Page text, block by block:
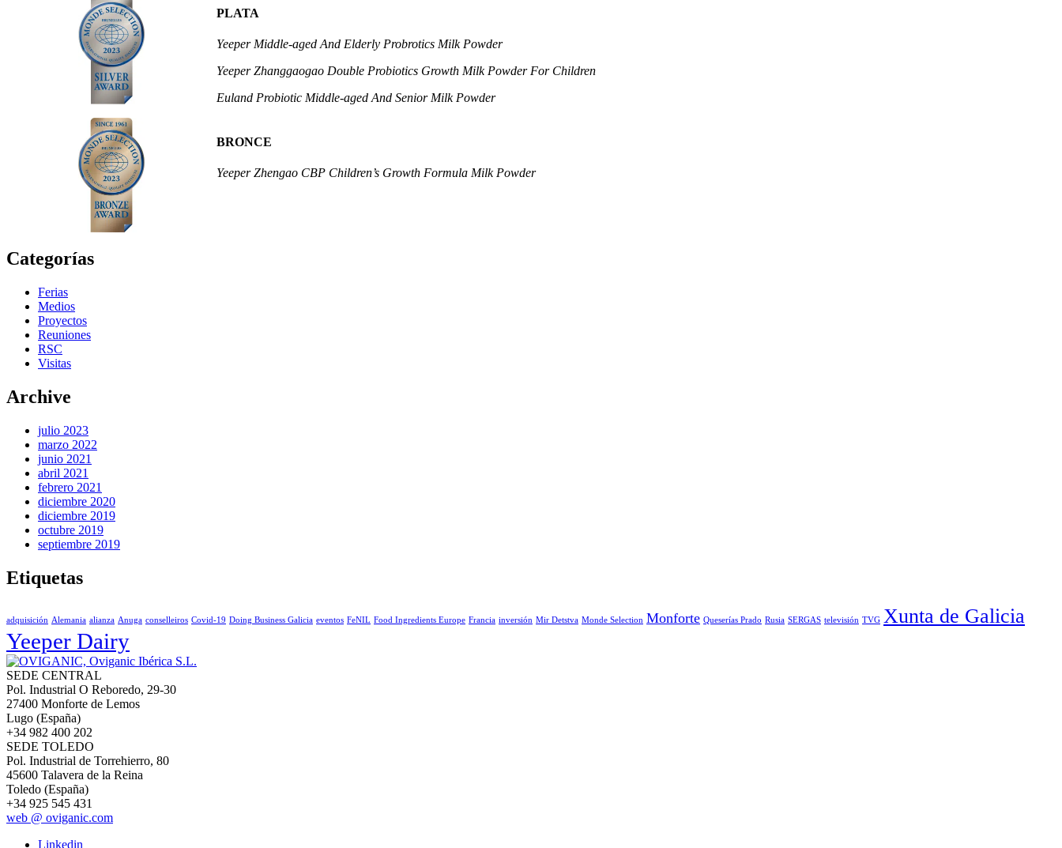
PLATA
Yeeper Middle-aged And Elderly Probrotics Milk Powder
Yeeper Zhanggaogao Double Probiotics Growth Milk Powder For Children
Euland Probiotic Middle-aged And Senior Milk Powder
BRONCE
Yeeper Zhengao CBP Children’s Growth Formula Milk Powder
Categorías
Ferias
Medios
Proyectos
Reuniones
RSC
Visitas
Archive
julio 2023
marzo 2022
junio 2021
abril 2021
febrero 2021
diciembre 2020
diciembre 2019
octubre 2019
septiembre 2019
Etiquetas
adquisición Alemania alianza Anuga conselleiros Covid-19 Doing Business Galicia eventos FeNIL Food Ingredients Europe Francia inversión Mir Detstva Monde Selection Monforte Queserías Prado Rusia SERGAS televisión TVG Xunta de Galicia
Yeeper Dairy
SEDE CENTRAL
Pol. Industrial O Reboredo, 29-30
27400 Monforte de Lemos
Lugo (España)
+34 982 400 202
SEDE TOLEDO
Pol. Industrial de Torrehierro, 80
45600 Talavera de la Reina
Toledo (España)
+34 925 545 431
web @ oviganic.com
Linkedin